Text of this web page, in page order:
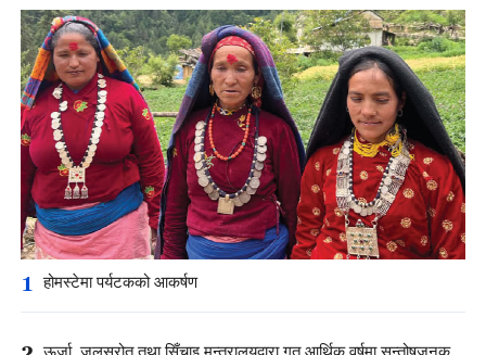
1 होमस्टेमा पर्यटकको आकर्षण